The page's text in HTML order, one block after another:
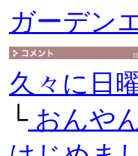
ガーデン
久々に日
└おんや